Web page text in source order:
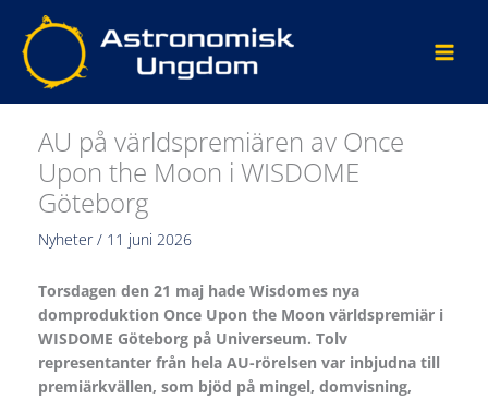
innehåll
AU på världspremiären av Once
Upon the Moon i WISDOME
Göteborg
Nyheter/ 11 juni 2026
Torsdagen den 21 maj hade Wisdomes nya
domproduktion Once Upon the Moon världspremiär i
WISDOME Göteborg på Universeum. Tolv
representanter från hela AU-rörelsen var inbjudna till
premiärkvällen, som bjöd på mingel, domvisning,